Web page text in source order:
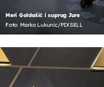
Meri Goldašić i suprug Jure
Foto: Marko Lukunic/PIXSELL